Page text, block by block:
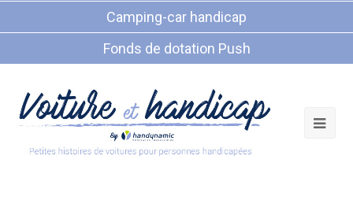
Camping-car handicap
Fonds de dotation Push